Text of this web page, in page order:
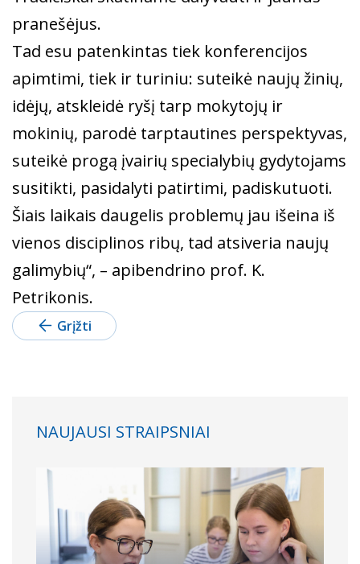
pranešėjus.
Tad esu patenkintas tiek konferencijos
apimtimi, tiek ir turiniu: suteikė naujų žinių,
idėjų, atskleidė ryšį tarp mokytojų ir
mokinių, parodė tarptautines perspektyvas,
suteikė progą įvairių specialybių gydytojams
susitikti, pasidalyti patirtimi, padiskutuoti.
Šiais laikais daugelis problemų jau išeina iš
vienos disciplinos ribų, tad atsiveria naujų
galimybių“, – apibendrino prof. K.
Petrikonis.
Grįžti
NAUJAUSI STRAIPSNIAI